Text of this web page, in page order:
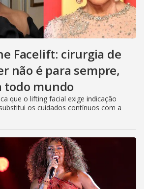
Facelift: cirurgia de
não é para sempre,
todo mundo
que o lifting facial exige indicação
os cuidados contínuos com a